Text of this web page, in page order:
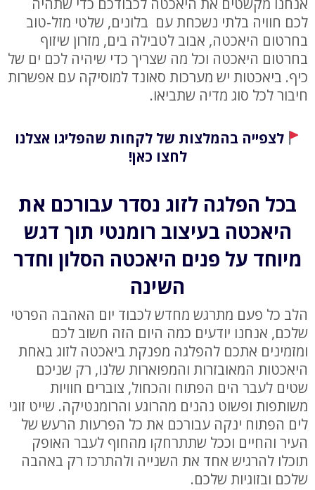
אנחנו מקשטים את היאכטה לכבודכם כדי שתהיה
לכם חוויה בלתי נשכחת עם בלונים, שלטי מזל-טוב
בחרטום היאכטה, אבוב לטבילה בים, מזרון שיזוף
בחרטום היאכטה וכל מה שצריך כדי שיהיה לכם ים של
כיף. ביאכטות יש מערכות סאונד למוסיקה עם אפשרות
חיבור לכל סוג מדיה שתביאו.
לצפייה בהמלצות של לקחות שהפליגו אצלנו
לחצו כאן!
בכל הפלגה לזוג נסדר עבורכם את
היאכטה בעיצוב רומנטי תוך דגש
מיוחד על פנים היאכטה הסלון וחדר
השינה
הלב כל פעם מתרגש מחדש לכבוד יום האהבה הפרטי
שלכם, אנחנו יודעים כמה היום הזה חשוב לכם
ומזמינים אתכם להפלגה מפנקת ביאכטה לזוג באחת
היאכטות המאובזרות והמפוארות שלנו, רק שניכם
שטים לעבר הים הפתוח והכחול, צוברים חוויות
משותפות ופשוט נהנים מהרוגע והרומנטיקה. שייט זוגי
לים הפתוח ינקה עבורכם את כל הפרעות הרעש של
העיר והחיים וככל שתתרחקו מהחוף לעבר האופק
תוכלו להרגיש אחד את השנייה ולהתרכז רק באהבה
שלכם ובזוגיות שלכם.